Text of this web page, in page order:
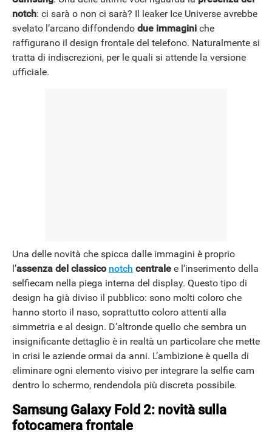
NEWS
notch: ci sarà o non ci sarà? Il leaker Ice Universe avrebbe
svelato l’arcano diffondendo due immagini che
raffigurano il design frontale del telefono. Naturalmente si
tratta di indiscrezioni, per le quali si attende la versione
ufficiale.
Una delle novità che spicca dalle immagini è proprio
l’assenza del classico notch centrale e l’inserimento della
selfiecam nella piega interna del display. Questo tipo di
design ha già diviso il pubblico: sono molti coloro che
hanno storto il naso, soprattutto coloro attenti alla
simmetria e al design. D’altronde quello che sembra un
insignificante dettaglio è in realtà un particolare che mette
in crisi le aziende ormai da anni. L’ambizione è quella di
eliminare ogni elemento visivo per integrare la selfie cam
dentro lo schermo, rendendola più discreta possibile.
Samsung Galaxy Fold 2: novità sulla
fotocamera frontale